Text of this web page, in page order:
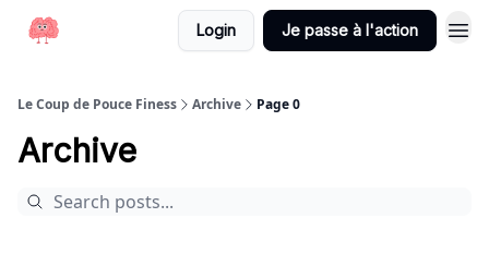
Login Je passe à l'action
Le Coup de Pouce Finess Archive Page 0
Archive